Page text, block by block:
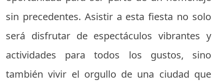
sin precedentes. Asistir a esta fiesta no solo
será disfrutar de espectáculos vibrantes y
actividades para todos los gustos, sino
también vivir el orgullo de una ciudad que